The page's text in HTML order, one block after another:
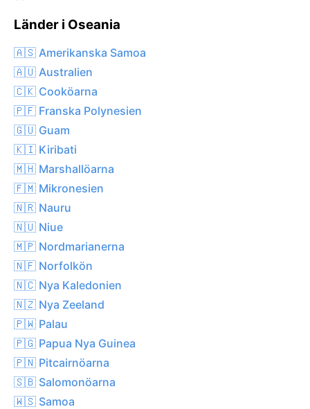
Länder i Oseania
🇦🇸 Amerikanska Samoa
🇦🇺 Australien
🇨🇰 Cooköarna
🇵🇫 Franska Polynesien
🇬🇺 Guam
🇰🇮 Kiribati
🇲🇭 Marshallöarna
🇫🇲 Mikronesien
🇳🇷 Nauru
🇳🇺 Niue
🇲🇵 Nordmarianerna
🇳🇫 Norfolkön
🇳🇨 Nya Kaledonien
🇳🇿 Nya Zeeland
🇵🇼 Palau
🇵🇬 Papua Nya Guinea
🇵🇳 Pitcairnöarna
🇸🇧 Salomonöarna
🇼🇸 Samoa